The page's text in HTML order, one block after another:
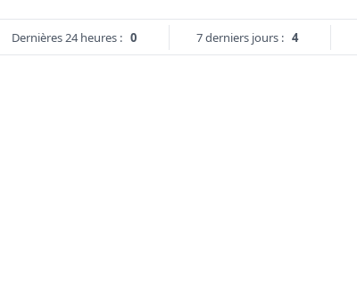
Dernières 24 heures : 0 7 derniers jours : 4